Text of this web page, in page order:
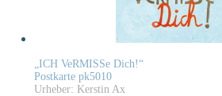
„ICH VeRMISSe Dich!“
Postkarte pk5010
Urheber: Kerstin Ax